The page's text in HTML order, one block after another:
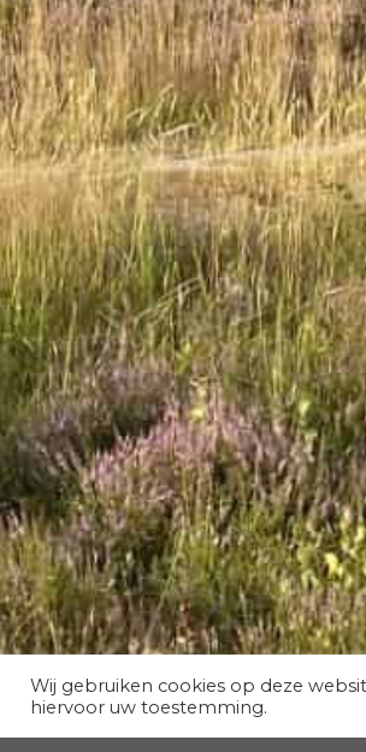
Wij gebruiken cookies op deze
hiervoor uw toestemming.